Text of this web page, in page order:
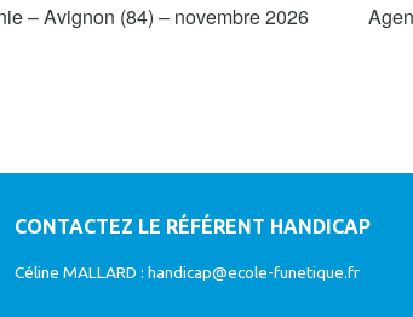
– Avignon (84) – novembre 2026
CONTACTEZ LE RÉFÉRENT HANDICAP
Céline MALLARD : handicap@ecole-funetique.fr